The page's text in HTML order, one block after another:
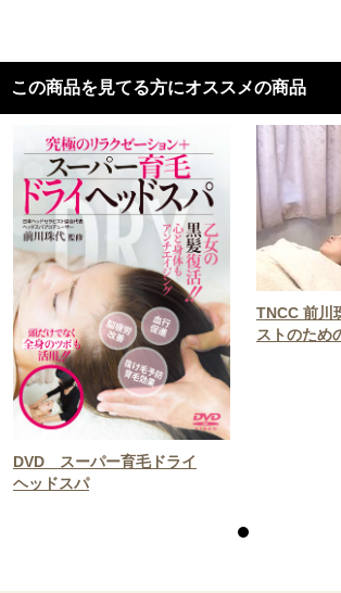
この商品を見てる方にオススメの商品
DVD スーパー育毛ドライ
ヘッドスパ
TNCC 前川
ストのため